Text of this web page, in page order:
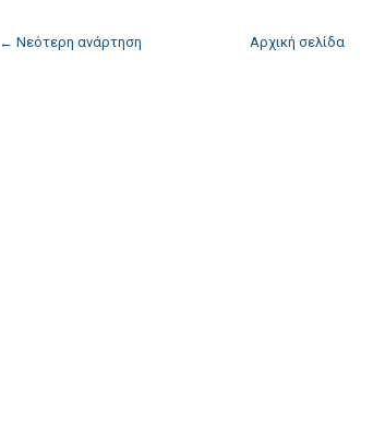
← Νεότερη ανάρτηση Αρχική σελίδα